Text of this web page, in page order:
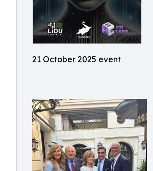
21 October 2025 event